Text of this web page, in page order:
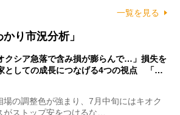
一覧を見る
り市況分析」
クシア急落で含み損が膨らんで…」損失を
としての成長につなげる4つの視点 「…
の調整色が強まり、7月中旬にはキオク
がストップ安をつけるな…